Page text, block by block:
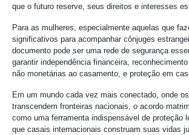
que o futuro reserve, seus direitos e interesses
Para as mulheres, especialmente aquelas que
significativos para acompanhar cônjuges
documento pode ser uma rede de segurança
garantir independência financeira,
não monetárias ao casamento, e proteção em
Em um mundo cada vez mais conectado, onde
transcendem fronteiras nacionais, o acordo
como uma ferramenta indispensável de proteção
que casais internacionais construam suas vidas